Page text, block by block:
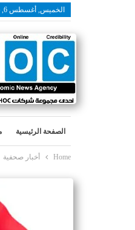
الخميس, أغسطس 6, 2026
الصفحة الرئيسية
Home أخبار صحفية